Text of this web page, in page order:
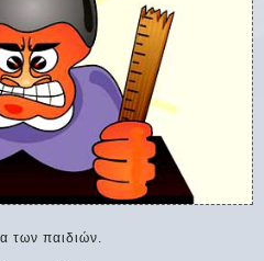
των παιδιών.